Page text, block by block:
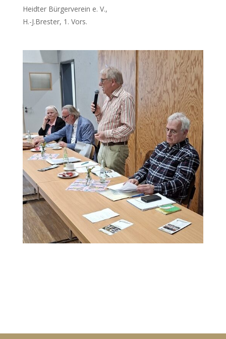
Heidter Bürgerverein e. V.,
H.-J.Brester, 1. Vors.